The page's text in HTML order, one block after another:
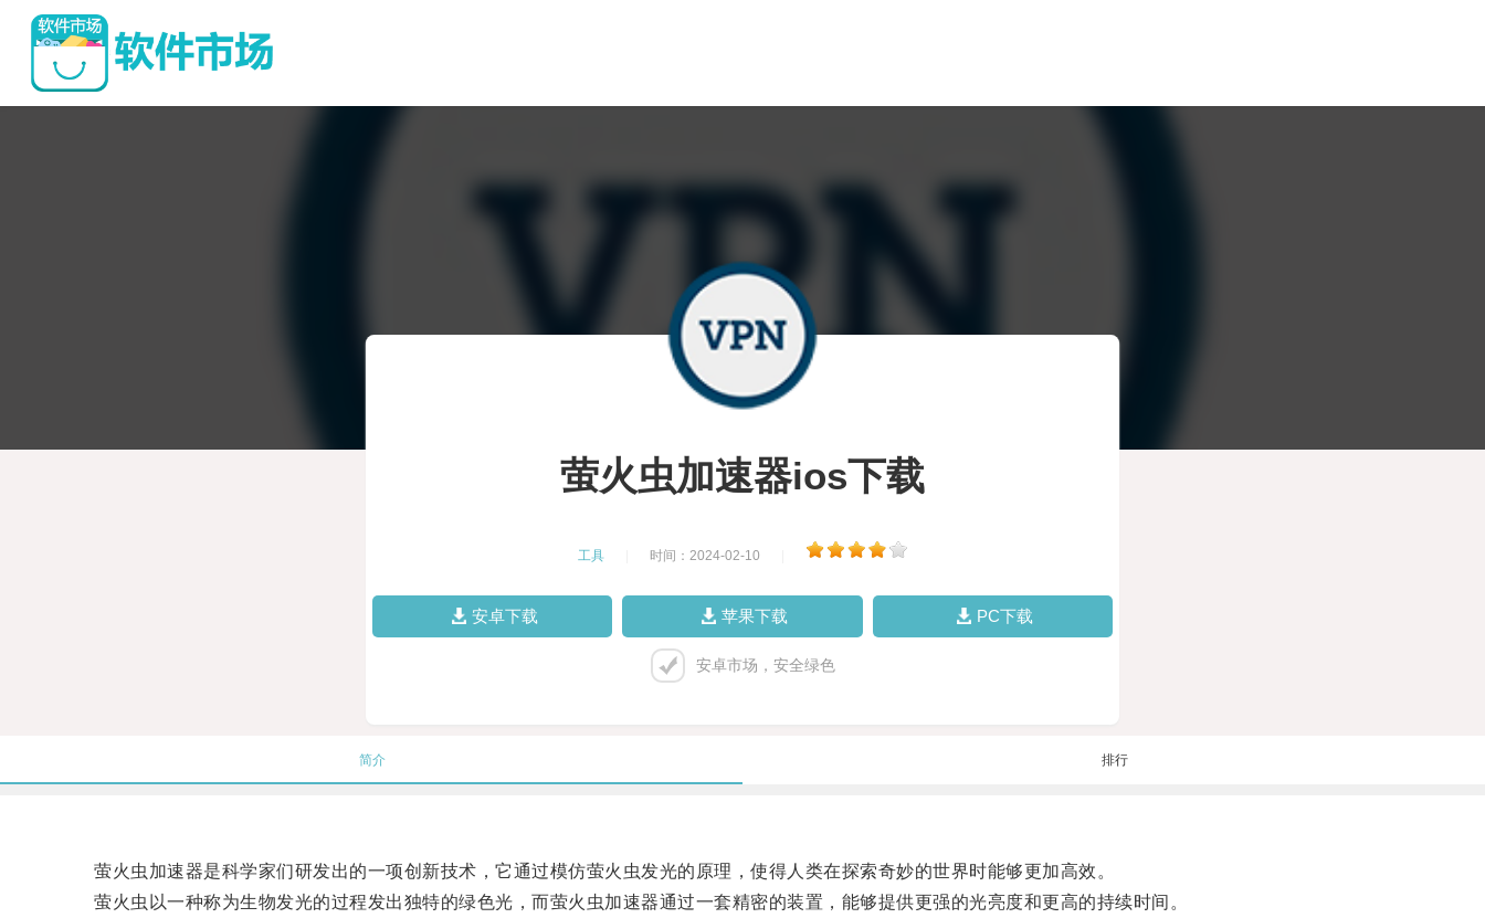
萤火虫加速器ios下载
工具 时间：2024-02-10
安卓下载 苹果下载 PC下载
安卓市场，安全绿色
简介 排行
萤火虫加速器是科学家们研发出的一项创新技术，它通过模仿萤火虫发光的原理，使得人类在探索奇妙的世界时能够更加高效。
萤火虫以一种称为生物发光的过程发出独特的绿色光，而萤火虫加速器通过一套精密的装置，能够提供更强的光亮度和更高的持续时间。